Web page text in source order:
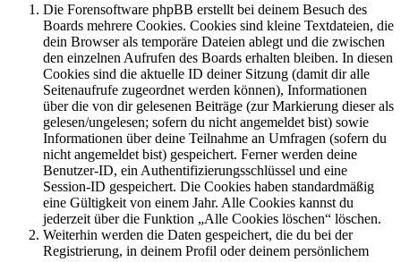
Die Forensoftware phpBB erstellt bei deinem Besuch des
Boards mehrere Cookies. Cookies sind kleine Textdateien, die
dein Browser als temporäre Dateien ablegt und die zwischen
den einzelnen Aufrufen des Boards erhalten bleiben. In diesen
Cookies sind die aktuelle ID deiner Sitzung (damit dir alle
Seitenaufrufe zugeordnet werden können), Informationen
über die von dir gelesenen Beiträge (zur Markierung dieser als
gelesen/ungelesen; sofern du nicht angemeldet bist) sowie
Informationen über deine Teilnahme an Umfragen (sofern du
nicht angemeldet bist) gespeichert. Ferner werden deine
Benutzer-ID, ein Authentifizierungsschlüssel und eine
Session-ID gespeichert. Die Cookies haben standardmäßig
eine Gültigkeit von einem Jahr. Alle Cookies kannst du
jederzeit über die Funktion „Alle Cookies löschen“ löschen.
Weiterhin werden die Daten gespeichert, die du bei der
Registrierung, in deinem Profil oder deinem persönlichem